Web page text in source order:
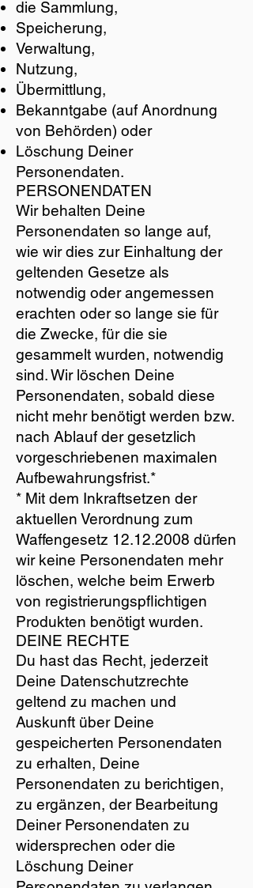
die Sammlung,
Speicherung,
Verwaltung,
Nutzung,
Übermittlung,
Bekanntgabe (auf Anordnung
von Behörden) oder
Löschung Deiner
Personendaten.
PERSONENDATEN
Wir behalten Deine
Personendaten so lange auf,
wie wir dies zur Einhaltung der
geltenden Gesetze als
notwendig oder angemessen
erachten oder so lange sie für
die Zwecke, für die sie
gesammelt wurden, notwendig
sind. Wir löschen Deine
Personendaten, sobald diese
nicht mehr benötigt werden bzw.
nach Ablauf der gesetzlich
vorgeschriebenen maximalen
Aufbewahrungsfrist.*
* Mit dem Inkraftsetzen der
aktuellen Verordnung zum
Waffengesetz 12.12.2008 dürfen
wir keine Personendaten mehr
löschen, welche beim Erwerb
von registrierungspflichtigen
Produkten benötigt wurden.
DEINE RECHTE
Du hast das Recht, jederzeit
Deine Datenschutzrechte
geltend zu machen und
Auskunft über Deine
gespeicherten Personendaten
zu erhalten, Deine
Personendaten zu berichtigen,
zu ergänzen, der Bearbeitung
Deiner Personendaten zu
widersprechen oder die
Löschung Deiner